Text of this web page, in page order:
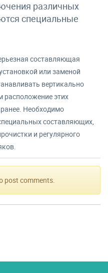
различных
специальные
составляющая
или заменой
вертикально
расположение этих
Необходимо
составляющих,
и регулярного
post comments.